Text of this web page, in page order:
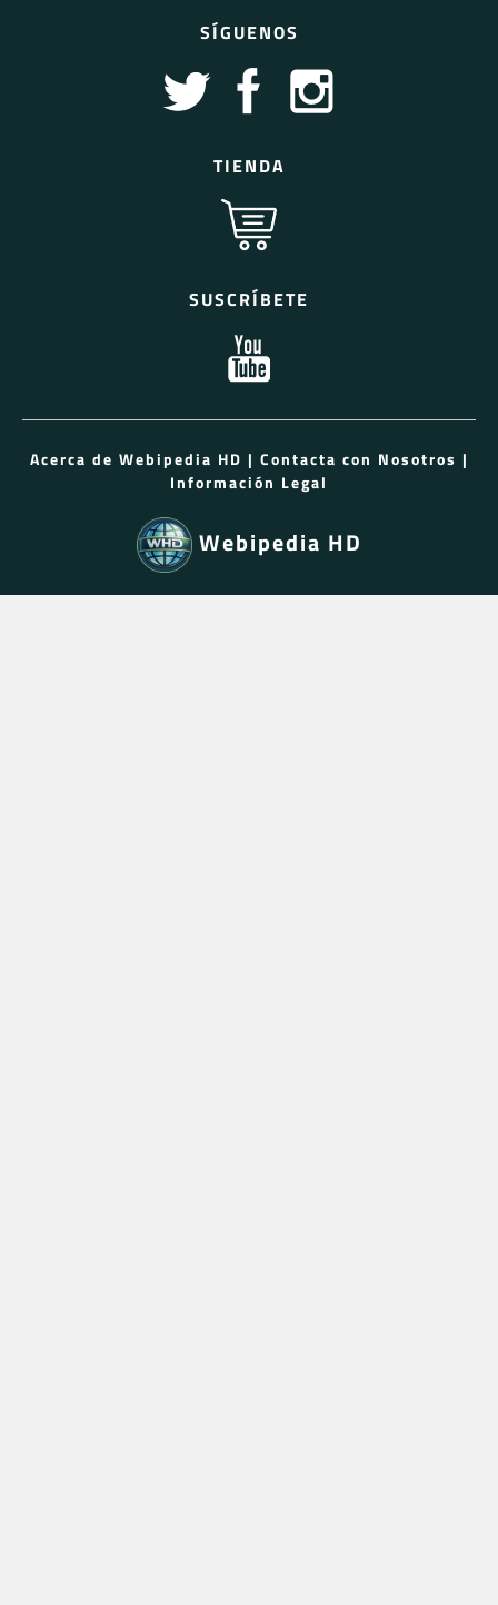
SÍGUENOS
TIENDA
SUSCRÍBETE
Acerca de Webipedia HD | Contacta con Nosotros |
Información Legal
Webipedia HD